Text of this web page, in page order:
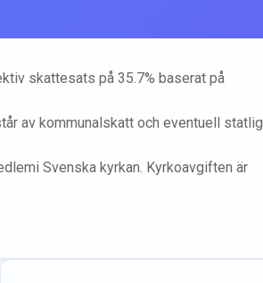
skattesats på 35.7% baserat på
av kommunalskatt och eventuell statlig
i Svenska kyrkan. Kyrkoavgiften är